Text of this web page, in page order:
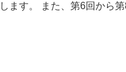
ます。 また、第6回から